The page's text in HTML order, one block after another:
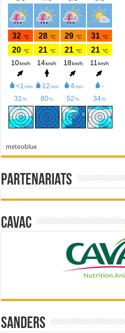
meteoblue
Partenariats
Cavac
Sanders